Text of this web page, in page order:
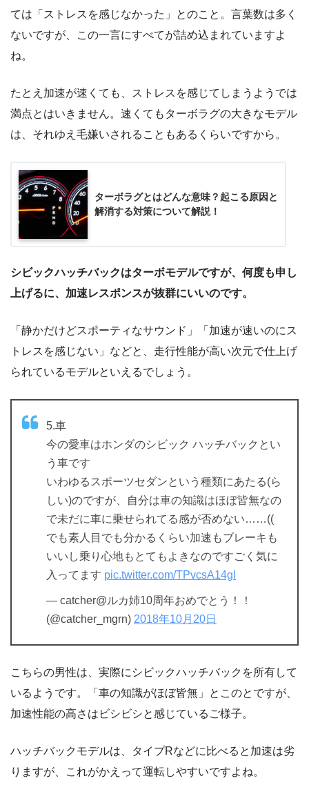
ては「ストレスを感じなかった」とのこと。言葉数は多く
ないですが、この一言にすべてが詰め込まれていますよ
ね。
たとえ加速が速くても、ストレスを感じてしまうようでは
満点とはいきません。速くてもターボラグの大きなモデル
は、それゆえ毛嫌いされることもあるくらいですから。
ターボラグとはどんな意味？起こる原因と
解消する対策について解説！
シビックハッチバックはターボモデルですが、何度も申し
上げるに、加速レスポンスが抜群にいいのです。
「静かだけどスポーティなサウンド」「加速が速いのにス
トレスを感じない」などと、走行性能が高い次元で仕上げ
られているモデルといえるでしょう。
5.車
今の愛車はホンダのシビック ハッチバックとい
う車です
いわゆるスポーツセダンという種類にあたる(ら
しい)のですが、自分は車の知識はほぼ皆無なの
で未だに車に乗せられてる感が否めない……((
でも素人目でも分かるくらい加速もブレーキも
いいし乗り心地もとてもよきなのですごく気に
入ってます pic.twitter.com/TPvcsA14gI
— catcher@ルカ姉10周年おめでとう！！
(@catcher_mgrn) 2018年10月20日
こちらの男性は、実際にシビックハッチバックを所有して
いるようです。「車の知識がほぼ皆無」とこのとですが、
加速性能の高さはビシビシと感じているご様子。
ハッチバックモデルは、タイプRなどに比べると加速は劣
りますが、これがかえって運転しやすいですよね。